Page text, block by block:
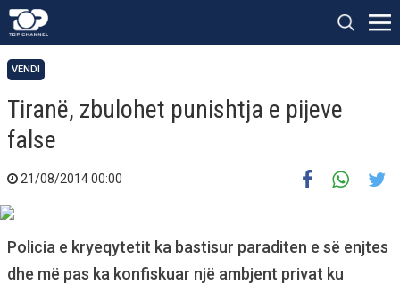
VENDI
Tiranë, zbulohet punishtja e pijeve
false
21/08/2014 00:00
Policia e kryeqytetit ka bastisur paraditen e së enjtes
dhe më pas ka konfiskuar një ambjent privat ku